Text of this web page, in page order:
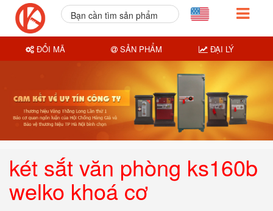
két sắt văn phòng ks160b
welko khoá cơ
Bạn cần tìm sản phẩm
ĐỔI MÃ SẢN PHẨM ĐẠI LÝ